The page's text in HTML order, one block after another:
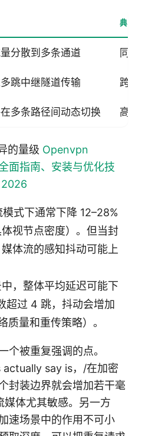
典型
分散到多条通道 同
跳中继隧道传输 跨
多条路径间动态切换 高
的量级 Openvpn
面指南、安装与优化技
2026
式下通常下降 12–28%
体视节点密度）。但当封
体流的感知抖动可能上
，整体平均延迟可能下
超过 4 跳，抖动会增加
质量和重传策略）。
个被重复强调的点。
say is，/在加密
封装边界就会增加若干毫
体尤其敏感。另一方
速场景中的作用不可小